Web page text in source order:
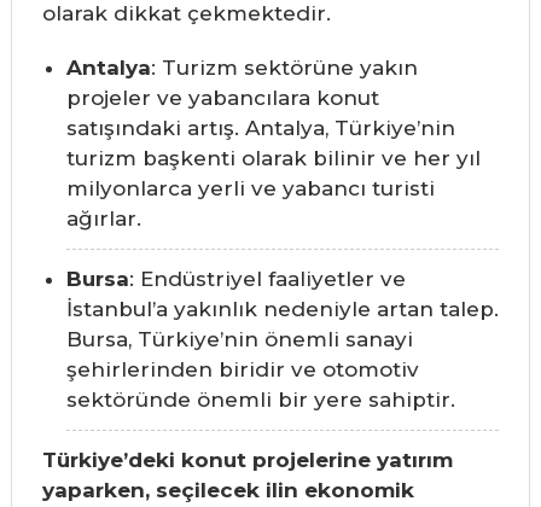
olarak dikkat çekmektedir.
Antalya: Turizm sektörüne yakın
projeler ve yabancılara konut
satışındaki artış. Antalya, Türkiye’nin
turizm başkenti olarak bilinir ve her yıl
milyonlarca yerli ve yabancı turisti
ağırlar.
Bursa: Endüstriyel faaliyetler ve
İstanbul’a yakınlık nedeniyle artan talep.
Bursa, Türkiye’nin önemli sanayi
şehirlerinden biridir ve otomotiv
sektöründe önemli bir yere sahiptir.
Türkiye’deki konut projelerine yatırım
yaparken, seçilecek ilin ekonomik